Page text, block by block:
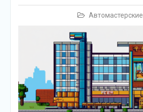
Автомастерские